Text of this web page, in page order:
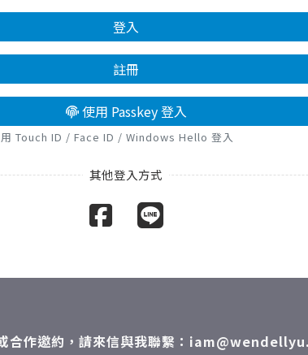
登入
註冊
使用 Passkey 登入
Touch ID / Face ID / Windows Hello 登入
合作邀約，請來信與我聯繫：